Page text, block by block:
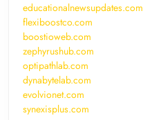
educationalnewsupdates.com
flexiboostco.com
boostioweb.com
zephyrushub.com
optipathlab.com
dynabytelab.com
evolvionet.com
synexisplus.com